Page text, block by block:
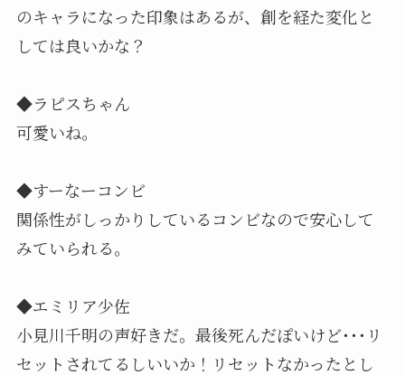
のキャラになった印象はあるが、創を経た変化と
しては良いかな？
◆ラピスちゃん
可愛いね。
◆すーなーコンビ
関係性がしっかりしているコンビなので安心して
みていられる。
◆エミリア少佐
小見川千明の声好きだ。最後死んだぽいけど･･･リ
セットされてるしいいか！リセットなかったとし